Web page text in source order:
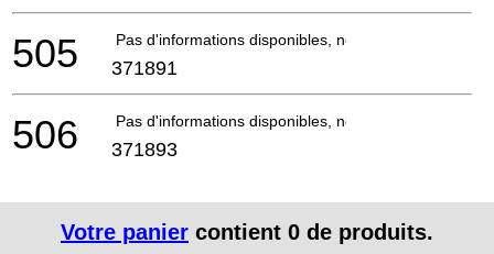
Pas d'informations disponibles, non commandable
505 371891
Pas d'informations disponibles, non commandable
506 371893
Votre panier contient 0 de produits.